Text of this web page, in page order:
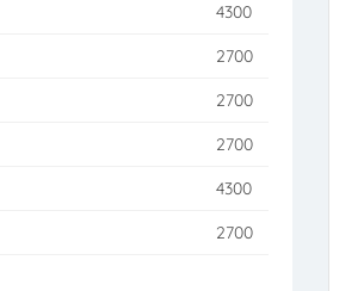
4300
2700
2700
2700
4300
2700